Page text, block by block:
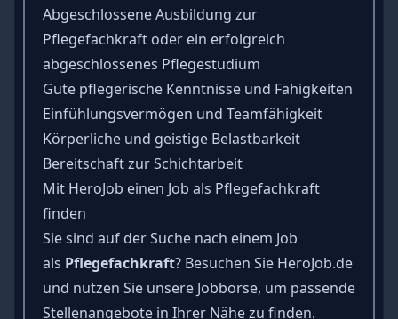
Abgeschlossene Ausbildung zur
Pflegefachkraft oder ein erfolgreich
abgeschlossenes Pflegestudium
Gute pflegerische Kenntnisse und Fähigkeiten
Einfühlungsvermögen und Teamfähigkeit
Körperliche und geistige Belastbarkeit
Bereitschaft zur Schichtarbeit
Mit HeroJob einen Job als Pflegefachkraft
finden
Sie sind auf der Suche nach einem Job
als Pflegefachkraft? Besuchen Sie HeroJob.de
und nutzen Sie unsere Jobbörse, um passende
Stellenangebote in Ihrer Nähe zu finden.